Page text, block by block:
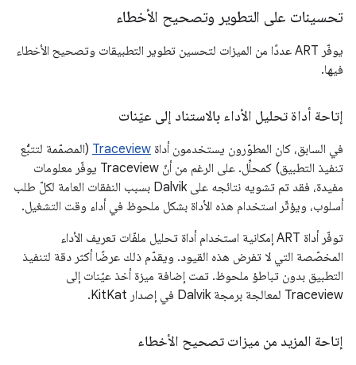
تحسينات على التطوير وتصحيح الأخطاء
يوفّر ART عددًا من الميزات لتحسين تطوير التطبيقات وتصحيح الأخطاء
فيها.
إتاحة أداة تحليل الأداء بالاستناد إلى عيّنات
في السابق، كان المطوّرون يستخدمون أداة Traceview (المصمّمة لتتبُّع
تنفيذ التطبيق) كمحلِّل. على الرغم من أنّ Traceview يوفّر معلومات
مفيدة، فقد تم تشويه نتائجه على Dalvik بسبب النفقات العامة لكلّ طلب
أسلوب، ويؤثّر استخدام هذه الأداة بشكل ملحوظ في أداء وقت التشغيل.
توفّر أداة ART إمكانية استخدام أداة تحليل ملفّات تعريف الأداء
المخصّصة التي لا تفرض هذه القيود. ويقدّم ذلك عرضًا أكثر دقة لتنفيذ
التطبيق بدون تباطؤ ملحوظ. تمت إضافة ميزة أخذ عيّنات إلى
Traceview لمعالجة برمجة Dalvik في إصدار KitKat.
إتاحة المزيد من ميزات تصحيح الأخطاء